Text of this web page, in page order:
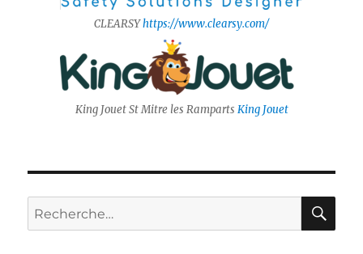
CLEARSYhttps://www.clearsy.com/
King Jouet St Mitre les Ramparts King Jouet
Recherche
pour :